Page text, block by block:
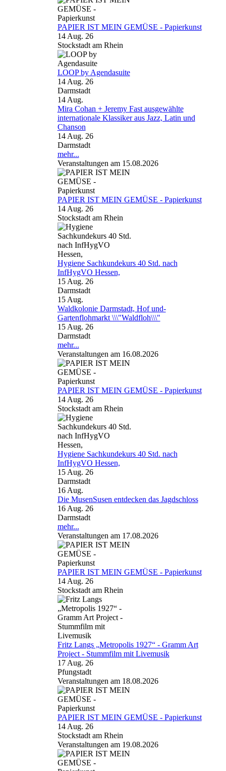
PAPIER IST MEIN GEMÜSE - Papierkunst
14 Aug. 26
Stockstadt am Rhein
LOOP by Agendasuite
14 Aug. 26
Darmstadt
14 Aug.
Mira Cohan + Jeremy Fast ausgewählte
internationale Klassiker aus Jazz, Latin und
Chanson
14 Aug. 26
Darmstadt
mehr...
Veranstaltungen am 15.08.2026
PAPIER IST MEIN GEMÜSE - Papierkunst
14 Aug. 26
Stockstadt am Rhein
Hygiene Sachkundekurs 40 Std. nach
InfHygVO Hessen,
15 Aug. 26
Darmstadt
15 Aug.
Waldkolonie Darmstadt, Hof und-
Gartenflohmarkt \\\"Waldfloh\\\"
15 Aug. 26
Darmstadt
mehr...
Veranstaltungen am 16.08.2026
PAPIER IST MEIN GEMÜSE - Papierkunst
14 Aug. 26
Stockstadt am Rhein
Hygiene Sachkundekurs 40 Std. nach
InfHygVO Hessen,
15 Aug. 26
Darmstadt
16 Aug.
Die MusenSusen entdecken das Jagdschloss
16 Aug. 26
Darmstadt
mehr...
Veranstaltungen am 17.08.2026
PAPIER IST MEIN GEMÜSE - Papierkunst
14 Aug. 26
Stockstadt am Rhein
Fritz Langs „Metropolis 1927“ - Gramm Art
Project - Stummfilm mit Livemusik
17 Aug. 26
Pfungstadt
Veranstaltungen am 18.08.2026
PAPIER IST MEIN GEMÜSE - Papierkunst
14 Aug. 26
Stockstadt am Rhein
Veranstaltungen am 19.08.2026